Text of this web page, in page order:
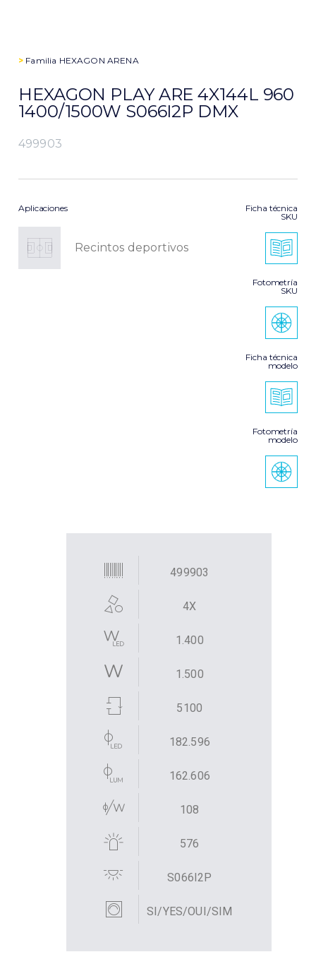
> Familia HEXAGON ARENA
HEXAGON PLAY ARE 4X144L 960
1400/1500W S066I2P DMX
499903
Aplicaciones
Recintos deportivos
Ficha técnica
SKU
Fotometría
SKU
Ficha técnica
modelo
Fotometría
modelo
499903
4X
1.400
1.500
5100
182.596
162.606
108
576
S066I2P
SI/YES/OUI/SIM